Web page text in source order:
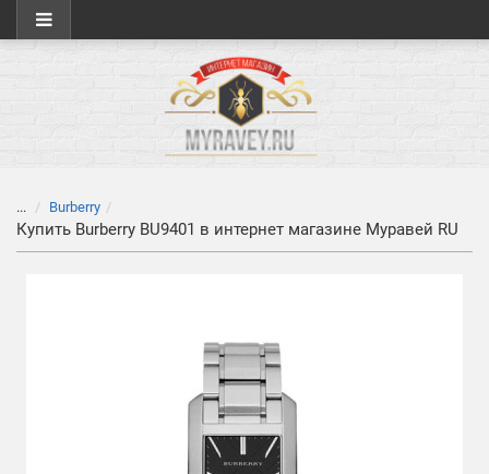
... Burberry
Купить Burberry BU9401 в интернет магазине Муравей RU